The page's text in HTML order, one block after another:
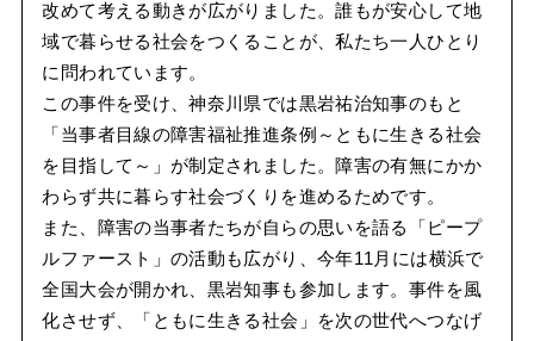
改めて考える動きが広がりました。誰もが安心して地
域で暮らせる社会をつくることが、私たち一人ひとり
に問われています。
この事件を受け、神奈川県では黒岩祐治知事のもと
「当事者目線の障害福祉推進条例～ともに生きる社会
を目指して～」が制定されました。障害の有無にかか
わらず共に暮らす社会づくりを進めるためです。
また、障害の当事者たちが自らの思いを語る「ピープ
ルファースト」の活動も広がり、今年11月には横浜で
全国大会が開かれ、黒岩知事も参加します。事件を風
化させず、「ともに生きる社会」を次の世代へつなげ